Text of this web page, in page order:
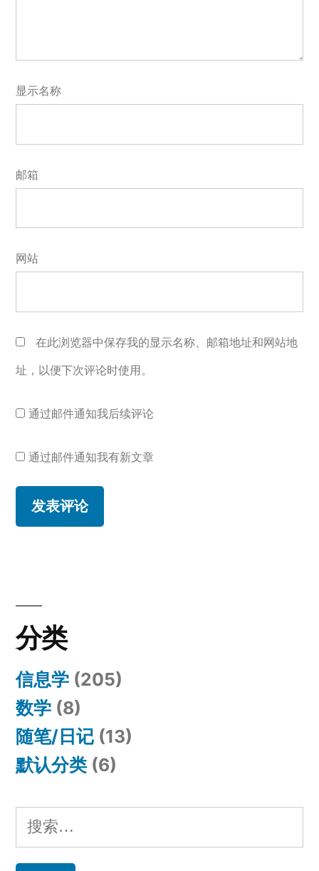
显示名称
邮箱
网站
在此浏览器中保存我的显示名称、邮箱地址和网站地
址，以便下次评论时使用。
通过邮件通知我后续评论
通过邮件通知我有新文章
分类
信息学 (205)
数学 (8)
随笔/日记 (13)
默认分类 (6)
搜
索：